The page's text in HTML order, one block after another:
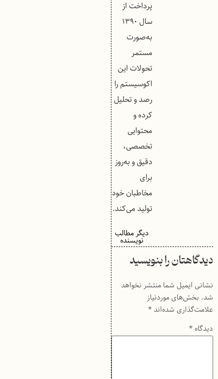
پرداخت از
سال ۱۳۹۰
به‌صورت
مستمر
تحولات این
اکوسیستم را
رصد و تحلیل
کرده و
محتوایی
تخصصی،
دقیق و به‌روز
برای
مخاطبان خود
تولید می‌کند.
دیگر مطالب
نویسنده
دیدگاهتان را بنویسید
نشانی ایمیل شما منتشر نخواهد
شد. بخش‌های موردنیاز
علامت‌گذاری شده‌اند*
دیدگاه*